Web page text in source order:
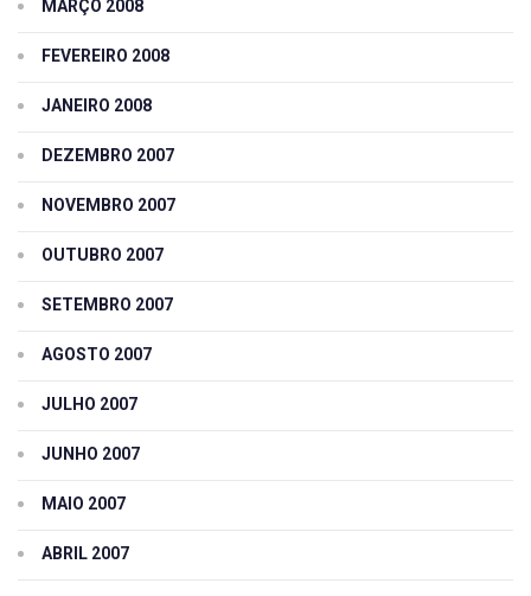
MARÇO 2008
FEVEREIRO 2008
JANEIRO 2008
DEZEMBRO 2007
NOVEMBRO 2007
OUTUBRO 2007
SETEMBRO 2007
AGOSTO 2007
JULHO 2007
JUNHO 2007
MAIO 2007
ABRIL 2007